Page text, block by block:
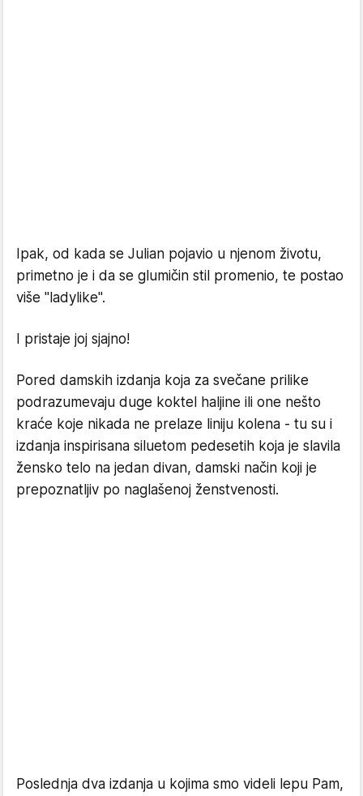
Ipak, od kada se Julian pojavio u njenom životu,
primetno je i da se glumičin stil promenio, te postao
više "ladylike".
I pristaje joj sjajno!
Pored damskih izdanja koja za svečane prilike
podrazumevaju duge koktel haljine ili one nešto
kraće koje nikada ne prelaze liniju kolena - tu su i
izdanja inspirisana siluetom pedesetih koja je slavila
žensko telo na jedan divan, damski način koji je
prepoznatljiv po naglašenoj ženstvenosti.
Poslednja dva izdanja u kojima smo videli lepu Pam,